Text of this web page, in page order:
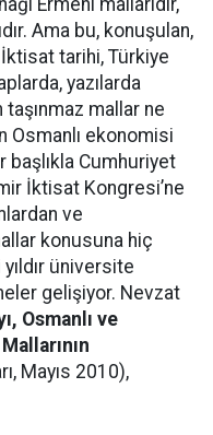
Ermeni mallarıdır,
Ama bu, konuşulan,
tarihi, Türkiye
yazılarda
taşınmaz mallar ne
Osmanlı ekonomisi
başlıkla Cumhuriyet
İktisat Kongresi’ne
ve
konusuna hiç
üniversite
gelişiyor. Nevzat
Osmanlı ve
Mayıs 2010),